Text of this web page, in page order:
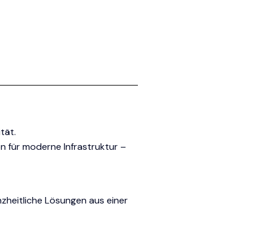
für moderne Infrastruktur –
Lösungen aus einer